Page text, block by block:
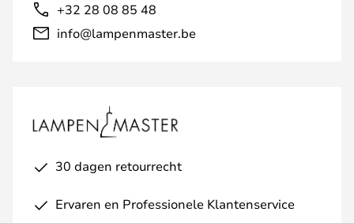
+32 28 08 85 48
info@lampenmaster.be
30 dagen retourrecht
Ervaren en Professionele Klantenservice